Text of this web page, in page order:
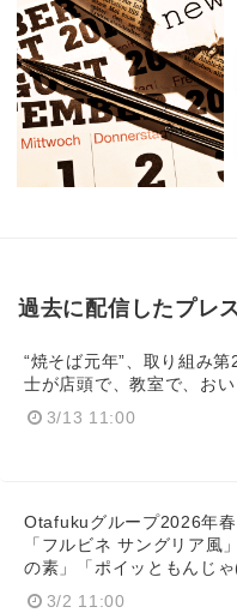
過去に配信したプレ
“焼そば元年”、取り組み
士が店頭で、教室で、お
3/13 11:00
Otafukuグループ2026年
「フルビネ サングリア風
の素」「ポイッともんじゃ
3/2 11:00